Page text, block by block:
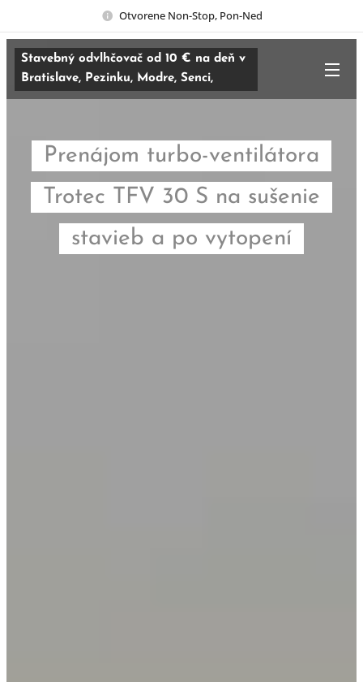
Otvorene Non-Stop, Pon-Ned
Stavebný odvlhčovač od 10 € na deň v
Bratislave, Pezinku, Modre, Senci,
Trnave a Malackách.
Prenájom turbo-ventilátora
Trotec TFV 30 S na sušenie
stavieb a po vytopení